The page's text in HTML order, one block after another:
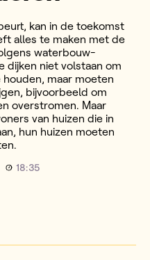
kan in de toekomst
alles te maken met de
waterbouw-
dijken niet volstaan om
maar moeten
bijvoorbeeld om
overstromen. Maar
van huizen die in
hun huizen moeten
18:35